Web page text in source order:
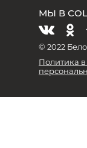
МЫ В
© 2022
Политика